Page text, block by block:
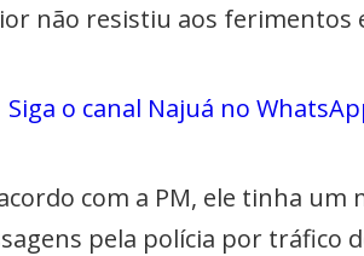
não resistiu aos ferimentos
Siga o canal Najuá no
com a PM, ele tinha
pela polícia por tráfico